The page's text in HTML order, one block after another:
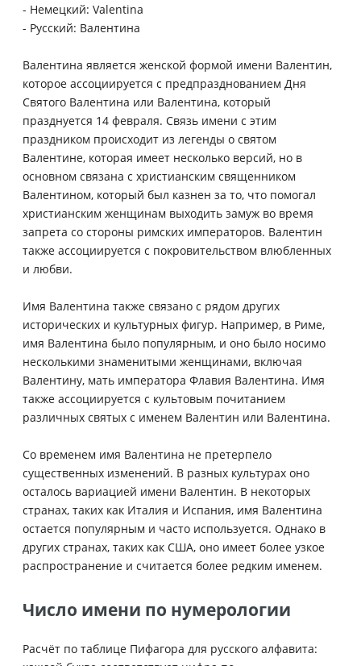
- Немецкий: Valentina
- Русский: Валентина
Валентина является женской формой имени Валентин,
которое ассоциируется с предпразднованием Дня
Святого Валентина или Валентина, который
празднуется 14 февраля. Связь имени с этим
праздником происходит из легенды о святом
Валентине, которая имеет несколько версий, но в
основном связана с христианским священником
Валентином, который был казнен за то, что помогал
христианским женщинам выходить замуж во время
запрета со стороны римских императоров. Валентин
также ассоциируется с покровительством влюбленных
и любви.
Имя Валентина также связано с рядом других
исторических и культурных фигур. Например, в Риме,
имя Валентина было популярным, и оно было носимо
несколькими знаменитыми женщинами, включая
Валентину, мать императора Флавия Валентина. Имя
также ассоциируется с культовым почитанием
различных святых с именем Валентин или Валентина.
Со временем имя Валентина не претерпело
существенных изменений. В разных культурах оно
осталось вариацией имени Валентин. В некоторых
странах, таких как Италия и Испания, имя Валентина
остается популярным и часто используется. Однако в
других странах, таких как США, оно имеет более узкое
распространение и считается более редким именем.
Число имени по нумерологии
Расчёт по таблице Пифагора для русского алфавита: